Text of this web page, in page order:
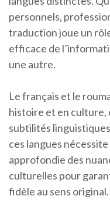
personnels,
traduction joue un
efficace de
une autre.
Le français et le
histoire et en culture,
subtilités
ces langues
approfondie des
culturelles pour
fidèle au sens original.